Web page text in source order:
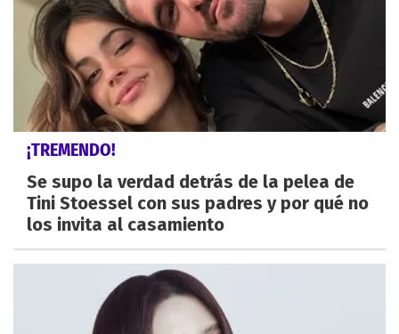
¡TREMENDO!
Se supo la verdad detrás de la pelea de
Tini Stoessel con sus padres y por qué no
los invita al casamiento